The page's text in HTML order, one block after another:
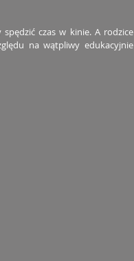
czas w kinie. A rodzice
na wątpliwy edukacyjnie